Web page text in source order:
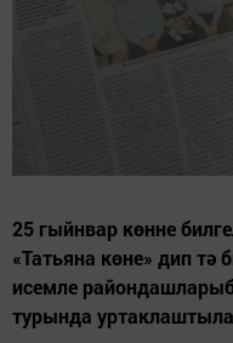
25 гыйнвар көнне
«Татьяна көне» дип тә
исемле
турында